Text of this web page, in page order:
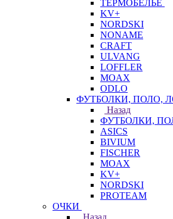
ТЕРМОБЕЛЬЁ
KV+
NORDSKI
NONAME
CRAFT
ULVANG
LOFFLER
MOAX
ODLO
ФУТБОЛКИ, ПОЛО,
Назад
ФУТБОЛКИ,
ASICS
BIVIUM
FISCHER
MOAX
KV+
NORDSKI
PROTEAM
ОЧКИ
Назад